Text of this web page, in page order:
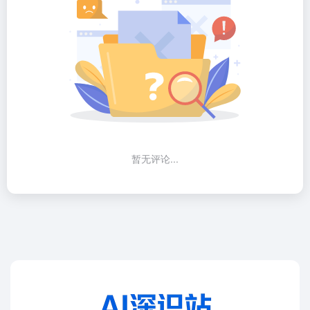
暂无评论...